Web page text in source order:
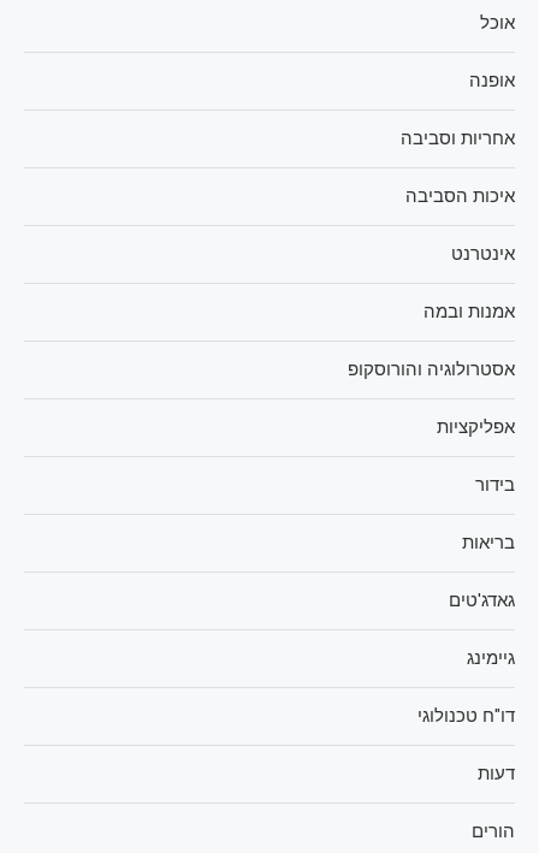
אוכל
אופנה
אחריות וסביבה
איכות הסביבה
אינטרנט
אמנות ובמה
אסטרולוגיה והורוסקופ
אפליקציות
בידור
בריאות
גאדג'טים
גיימינג
דו"ח טכנולוגי
דעות
הורים